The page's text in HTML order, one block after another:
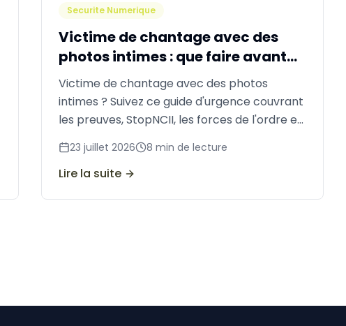
Securite Numerique
Victime de chantage avec des
photos intimes : que faire avant
que cela ne se propage
Victime de chantage avec des photos
intimes ? Suivez ce guide d'urgence couvrant
les preuves, StopNCII, les forces de l'ordre et
comment arrêter la diffusion avant qu'elle
ne se propage.
23 juillet 2026 8 min de lecture
Lire la suite